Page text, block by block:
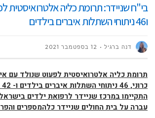
בי"ח שניידר: תרומת כליה אלטרואיסטית
ו46 ניתוחי השתלות איברים בילדים
דנה ברגיל 12 בספטמבר 2021
תרומת כליה אלטרואיסטית לפעוט שנולד עם
כרוני, 46
ניתוחי השתלות איברים בילדים ו- 42
התקיימו במרכז שניידר לרפואת ילדים
עברה על בית החולים שניידר כלהמספרים